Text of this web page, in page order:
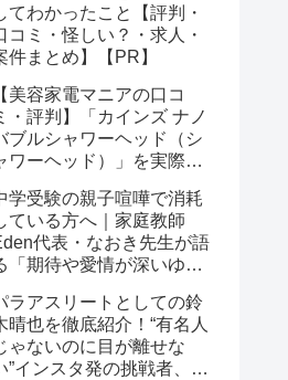
てわかったこと【評判・
コミ・怪しい？・求人・
件まとめ】【PR】
【美容家電マニアの口コ
・評判】「カインズ ナノ
ブルシャワーヘッド（シ
ワーヘッド）」を実際に
学受験の親子喧嘩で消耗
ている方へ｜家庭教師
代表・なおき先生が語
「期待や愛情が深いゆえ
、間に第三者を入れると
う選び方
ラアスリートとしての鈴
晴也を徹底紹介！“有名人
ゃないのに目が離せな
”インスタ発の挑戦者、そ